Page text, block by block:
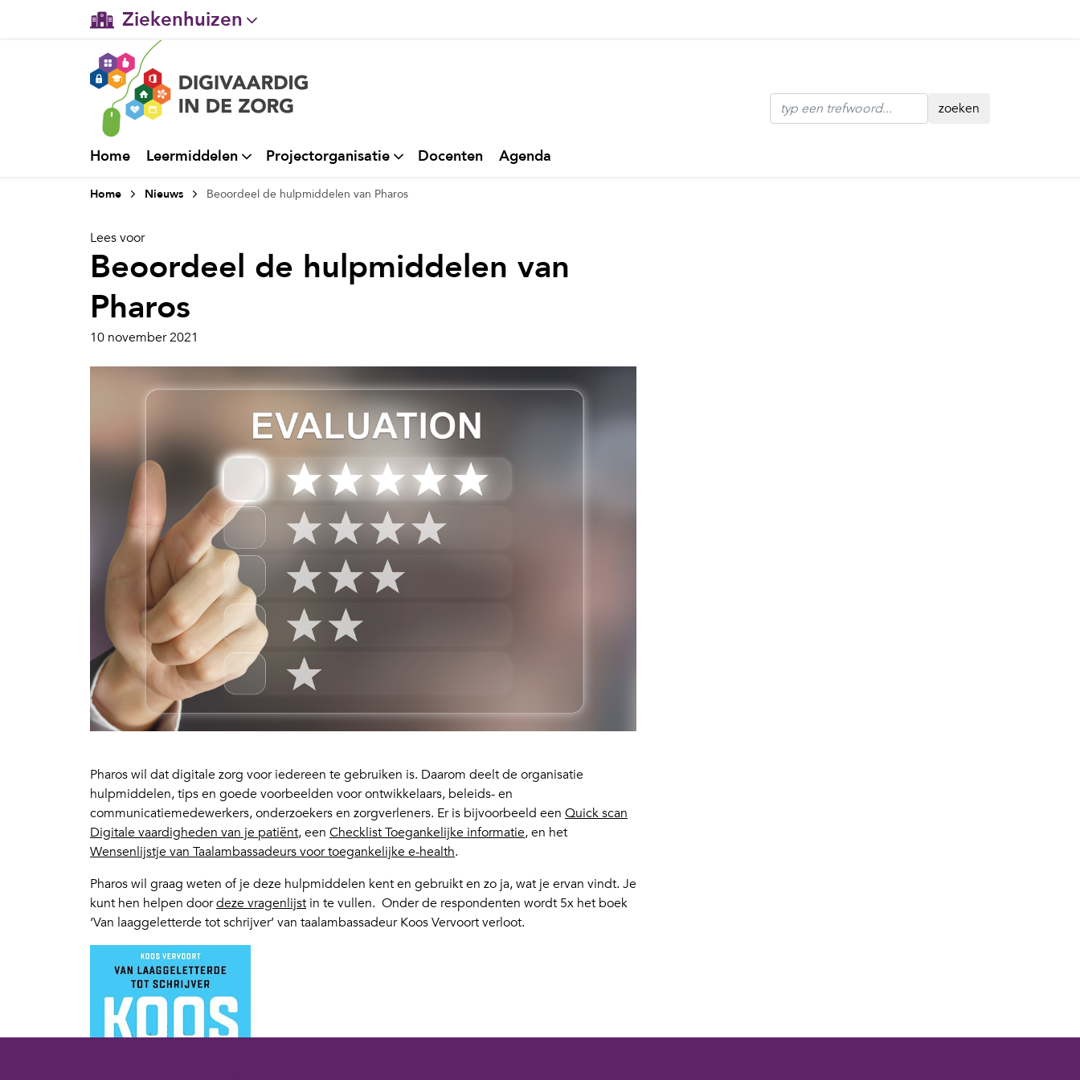
Ziekenhuizen
Gehandicaptenzorg
Verpleeghuiszorg & Zorg thuis
zoeken
Home Leermiddelen Projectorganisatie Docenten Agenda
Home Nieuws Beoordeel de hulpmiddelen van Pharos
Lees voor
Beoordeel de hulpmiddelen van
Pharos
10 november 2021
Pharos wil dat digitale zorg voor iedereen te gebruiken is. Daarom deelt de organisatie
hulpmiddelen, tips en goede voorbeelden voor ontwikkelaars, beleids- en
communicatiemedewerkers, onderzoekers en zorgverleners. Er is bijvoorbeeld een Quick scan
Digitale vaardigheden van je patiënt, een Checklist Toegankelijke informatie, en het
Wensenlijstje van Taalambassadeurs voor toegankelijke e-health.
Pharos wil graag weten of je deze hulpmiddelen kent en gebruikt en zo ja, wat je ervan vindt. Je
kunt hen helpen doordeze vragenlijst in te vullen. Onder de respondenten wordt 5x het boek
‘Van laaggeletterde tot schrijver’ van taalambassadeur Koos Vervoort verloot.